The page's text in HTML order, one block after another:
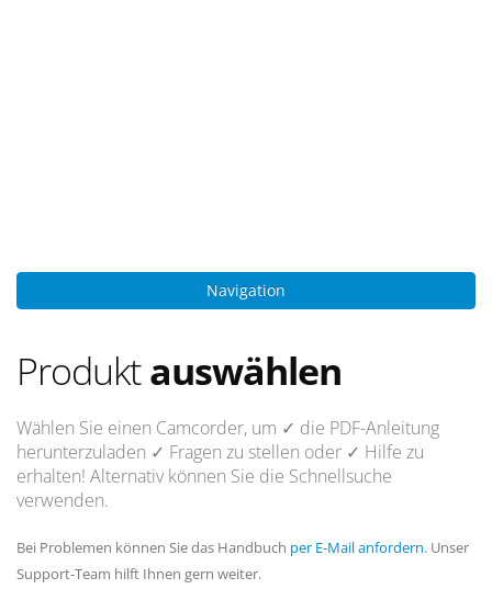
Navigation
Produktauswählen
Wählen Sie einen Camcorder, um ✓ die PDF-Anleitung
herunterzuladen ✓ Fragen zu stellen oder ✓ Hilfe zu
erhalten! Alternativ können Sie die Schnellsuche
verwenden.
Bei Problemen können Sie das Handbuch per E-Mail anfordern. Unser
Support-Team hilft Ihnen gern weiter.